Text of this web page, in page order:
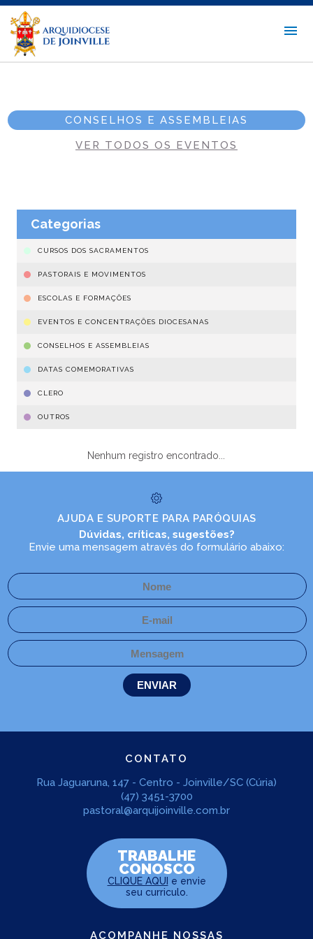
CONSELHOS E ASSEMBLEIAS
VER TODOS OS EVENTOS
Categorias
CURSOS DOS SACRAMENTOS
PASTORAIS E MOVIMENTOS
ESCOLAS E FORMAÇÕES
EVENTOS E CONCENTRAÇÕES DIOCESANAS
CONSELHOS E ASSEMBLEIAS
DATAS COMEMORATIVAS
CLERO
OUTROS
Nenhum registro encontrado...
AJUDA E SUPORTE PARA PARÓQUIAS
Dúvidas, críticas, sugestões?
Envie uma mensagem através do formulário abaixo:
CONTATO
Rua Jaguaruna, 147 - Centro - Joinville/SC (Cúria)
(47) 3451-3700
pastoral@arquijoinville.com.br
TRABALHE
CONOSCO
CLIQUE AQUI e envie
seu curriculo.
ACOMPANHE NOSSAS